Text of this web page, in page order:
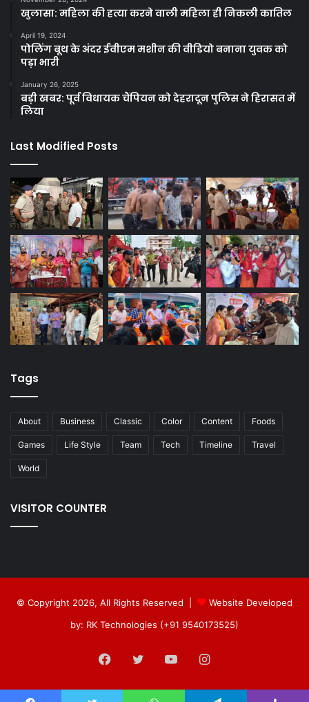
खुलासा: महिला की हत्या करने वाली महिला ही निकली कातिल
April 19, 2024
पोलिंग बूथ के अंदर ईवीएम मशीन की वीडियो बनाना युवक को
पड़ा भारी
January 26, 2025
बड़ी खबर: पूर्व विधायक चैंपियन को देहरादून पुलिस ने हिरासत में
लिया
Last Modified Posts
Tags
About Business Classic Color Content Foods
Games Life Style Team Tech Timeline Travel
World
VISITOR COUNTER
© Copyright 2026, All Rights Reserved |
Website Developed
by: RK Technologies (+91 9540173525)
Facebook
TwitterYouTubeInstagram